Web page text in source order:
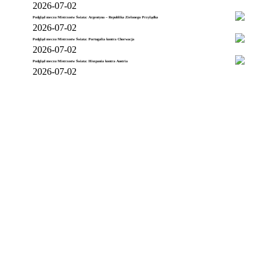
2026-07-02
Podgląd meczu Mistrzostw Świata: Argentyna – Republika Zielonego Przylądka
2026-07-02
Podgląd meczu Mistrzostw Świata: Portugalia kontra Chorwacja
2026-07-02
Podgląd meczu Mistrzostw Świata: Hiszpania kontra Austria
2026-07-02